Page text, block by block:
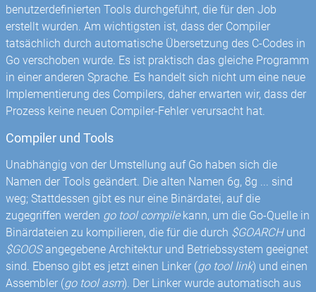
benutzerdefinierten Tools durchgeführt, die für den Job
erstellt wurden. Am wichtigsten ist, dass der Compiler
tatsächlich durch automatische Übersetzung des C-Codes in
Go verschoben wurde. Es ist praktisch das gleiche Programm
in einer anderen Sprache. Es handelt sich nicht um eine neue
Implementierung des Compilers, daher erwarten wir, dass der
Prozess keine neuen Compiler-Fehler verursacht hat.
Compiler und Tools
Unabhängig von der Umstellung auf Go haben sich die
Namen der Tools geändert. Die alten Namen 6g, 8g ... sind
weg; Stattdessen gibt es nur eine Binärdatei, auf die
zugegriffen werden go tool compilekann, um die Go-Quelle in
Binärdateien zu kompilieren, die für die durch $GOARCHund
$GOOSangegebene Architektur und Betriebssystem geeignet
sind. Ebenso gibt es jetzt einen Linker (go tool link) und einen
Assembler (go tool asm). Der Linker wurde automatisch aus